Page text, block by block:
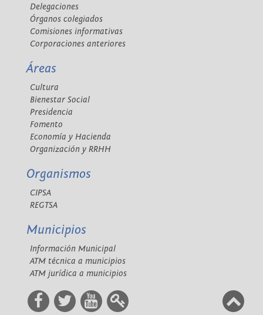
Delegaciones
Órganos colegiados
Comisiones informativas
Corporaciones anteriores
Áreas
Cultura
Bienestar Social
Presidencia
Fomento
Economía y Hacienda
Organización y RRHH
Organismos
CIPSA
REGTSA
Municipios
Información Municipal
ATM técnica a municipios
ATM jurídica a municipios